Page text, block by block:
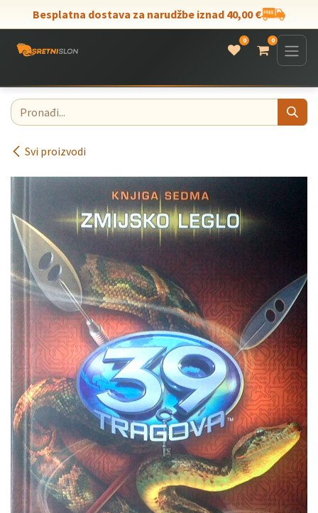
Skip to Content
Besplatna dostava za narudžbe iznad 40,00 €
0 0
Svi proizvodi